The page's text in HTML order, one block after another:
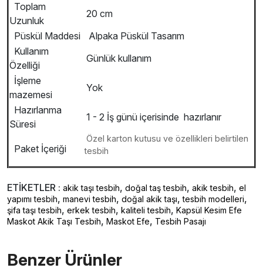
Toplam
Uzunluk
20 cm
Püskül Maddesi
Alpaka Püskül Tasarım
Kullanım
Özelliği
Günlük kullanım
İşleme
mazemesi
Yok
Hazırlanma
Süresi
1 - 2 İş günü içerisinde hazırlanır
Paket İçeriği
Özel karton kutusu ve özellikleri belirtilen
tesbih
ETİKETLER : akik taşı tesbih, doğal taş tesbih, akik tesbih, el
yapımı tesbih, manevi tesbih, doğal akik taşı,tesbih modelleri,
şifa taşı tesbih, erkek tesbih, kaliteli tesbih, Kapsül Kesim Efe
Maskot Akik Taşı Tesbih, Maskot Efe, Tesbih Pasajı
Benzer Ürünler ️